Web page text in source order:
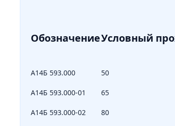
ОбозначениеУсловный
А14Б 593.000 50
А14Б 593.000-01 65
А14Б 593.000-02 80